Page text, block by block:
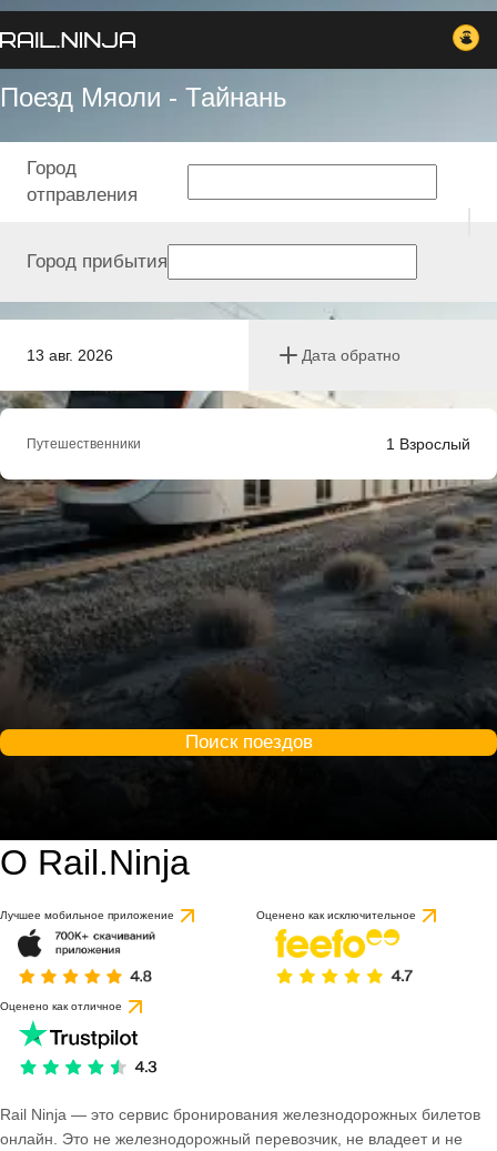
Поезд Мяоли - Тайнань
13 авг. 2026 Дата обратно
Город
отправления
Город прибытия
Путешественники 1 Взрослый
Поиск поездов
О Rail.Ninja
Лучшее мобильное приложение Оценено как исключительное
Оценено как отличное
Rail Ninja — это сервис бронирования железнодорожных билетов
онлайн. Это не железнодорожный перевозчик, не владеет и не